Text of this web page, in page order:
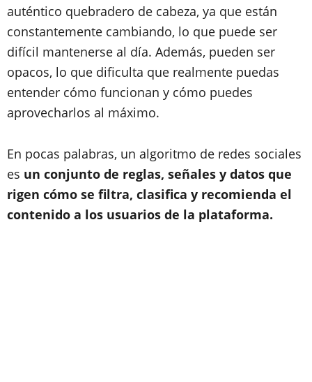
auténtico quebradero de cabeza, ya que están
constantemente cambiando, lo que puede ser
difícil mantenerse al día. Además, pueden ser
opacos, lo que dificulta que realmente puedas
entender cómo funcionan y cómo puedes
aprovecharlos al máximo.
En pocas palabras, un algoritmo de redes sociales
es un conjunto de reglas, señales y datos que
rigen cómo se filtra, clasifica y recomienda el
contenido a los usuarios de la plataforma.